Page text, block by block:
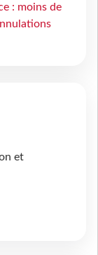
: moins de
et